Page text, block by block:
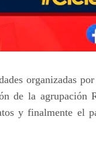
organizadas
de la agrupación
y finalmente el